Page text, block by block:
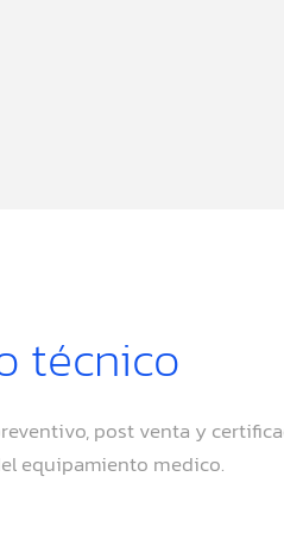
técnico
post venta y
equipamiento medico.